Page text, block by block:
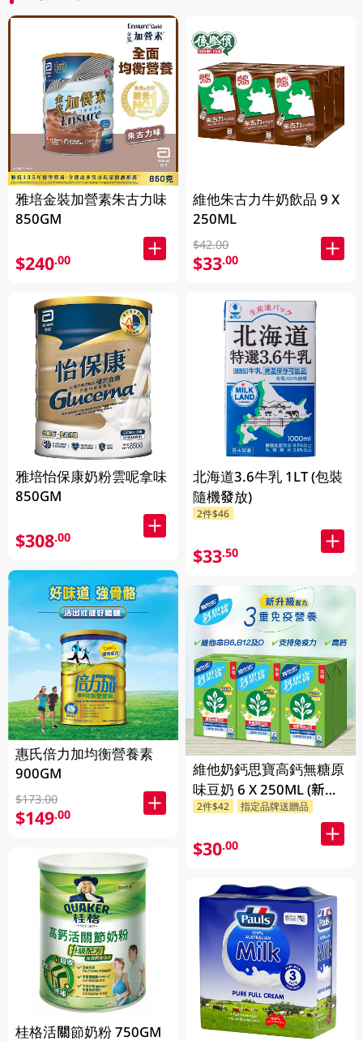
雅培金裝加營素朱古力味
850GM
$240.00
雅培怡保康奶粉雲呢拿味
850GM
$308.00
惠氏倍力加均衡營養素
900GM
$173.00
$149.00
桂格活關節奶粉 750GM
維他朱古力牛奶飲品 9 X
250ML
$42.00
$33.00
北海道3.6牛乳 1LT (包裝
隨機發放)
2件$46
$33.50
維他奶鈣思寶高鈣無糖原
味豆奶 6 X 250ML (新舊
包裝隨機發貨)
2件$42 指定品牌送贈品
$30.00